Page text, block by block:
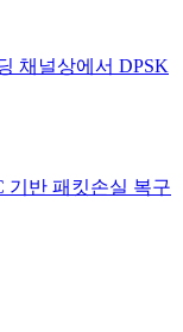
채널상에서 DPSK
기반 패킷손실 복구